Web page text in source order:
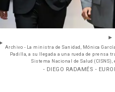
Archivo - La ministra de Sanidad, Mónica
Padilla, a su llegada a una rueda de prensa
Sistema Nacional de Salud
- DIEGO RADAMÉS -